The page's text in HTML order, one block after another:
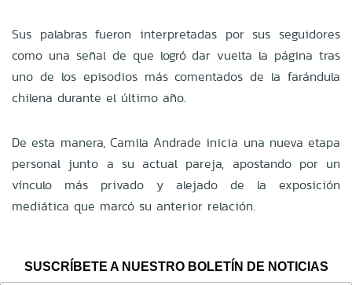
Sus palabras fueron interpretadas por sus seguidores
como una señal de que logró dar vuelta la página tras
uno de los episodios más comentados de la farándula
chilena durante el último año.
De esta manera, Camila Andrade inicia una nueva etapa
personal junto a su actual pareja, apostando por un
vínculo más privado y alejado de la exposición
mediática que marcó su anterior relación.
SUSCRÍBETE A NUESTRO BOLETÍN DE NOTICIAS